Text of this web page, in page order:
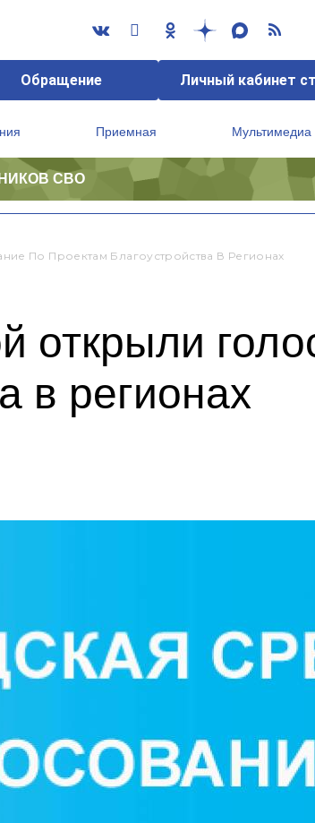
Обращение Личный кабинет
Приемная Мультимедиа
СВО
По Проектам Благоустройства В Регионах
открыли
в регионах